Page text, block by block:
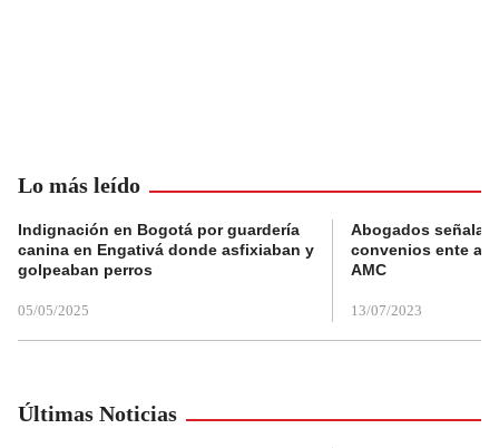
Lo más leído
Indignación en Bogotá por guardería
canina en Engativá donde asfixiaban y
golpeaban perros
05/05/2025
Abogados
convenios ente
AMC
13/07/2023
Últimas Noticias